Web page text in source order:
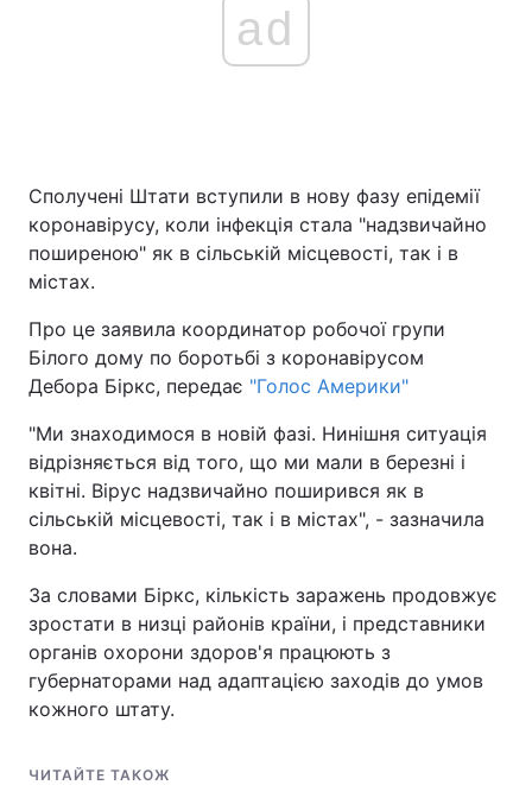
ad
Сполучені Штати вступили в нову фазу епідемії
коронавірусу, коли інфекція стала "надзвичайно
поширеною" як в сільській місцевості, так і в
містах.
Про це заявила координатор робочої групи
Білого дому по боротьбі з коронавірусом
Дебора Біркс, передає "Голос Америки"
"Ми знаходимося в новій фазі. Нинішня ситуація
відрізняється від того, що ми мали в березні і
квітні. Вірус надзвичайно поширився як в
сільській місцевості, так і в містах", - зазначила
вона.
За словами Біркс, кількість заражень продовжує
зростати в низці районів країни, і представники
органів охорони здоров'я працюють з
губернаторами над адаптацією заходів до умов
кожного штату.
ЧИТАЙТЕ ТАКОЖ